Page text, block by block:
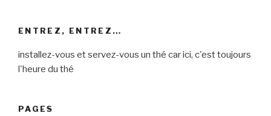
ENTREZ, ENTREZ…
installez-vous et servez-vous un thé car ici, c'est toujours
l'heure du thé
PAGES